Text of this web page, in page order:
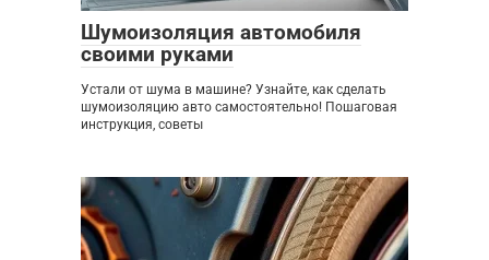
Шумоизоляция автомобиля
своими руками
Устали от шума в машине? Узнайте, как сделать
шумоизоляцию авто самостоятельно! Пошаговая
инструкция, советы